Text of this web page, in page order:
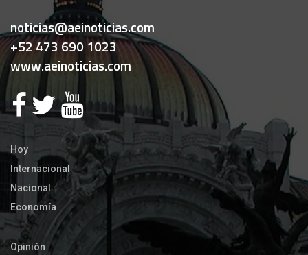
noticias@aeinoticias.com
+52 473 690 1023
www.aeinoticias.com
Hoy
Internacional
Nacional
Economía
Opinión